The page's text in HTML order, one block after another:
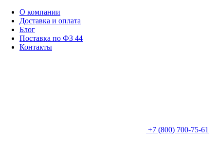
О компании
Доставка и оплата
Блог
Поставка по ФЗ 44
Контакты
+7 (800) 700-75-61